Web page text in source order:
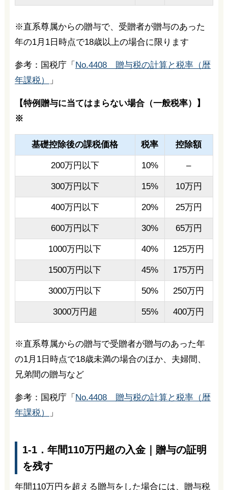
※直系尊属からの贈与で、受贈者が贈与のあった
年の1月1日時点で18歳以上の場合に限ります
参考：国税庁「 No.4408 贈与税の計算と税率（暦
年課税）
」
【特例贈与に当てはまらない場合（一般税率）】
※
基礎控除後の課税価格 税率 控除額
200万円以下 10% –
300万円以下 15% 10万円
400万円以下 20% 25万円
600万円以下 30% 65万円
1000万円以下 40% 125万円
1500万円以下 45% 175万円
3000万円以下 50% 250万円
3000万円超 55% 400万円
※直系尊属からの贈与で受贈者が贈与のあった年
の1月1日時点で18歳未満の場合のほか、夫婦間、
兄弟間の贈与など
参考：国税庁「 No.4408 贈与税の計算と税率（暦
年課税）
」
1-1．年間110万円超の入金｜贈与の証明
を残す
年間110万円を超える贈与をした場合には、贈与税